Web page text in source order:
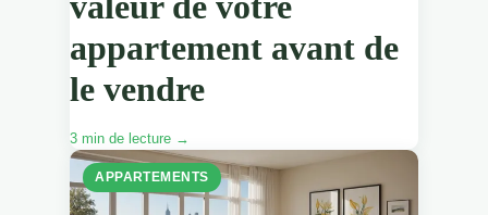
appartement avant de
le vendre
3 min de lecture →
APPARTEMENTS